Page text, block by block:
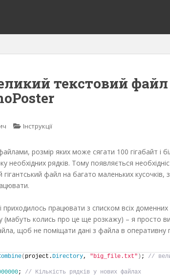
текстовий
Інструкції
розмір яких може сягати 100 гігабайт і
необхідних рядків. Тому появляється
файл на багато маленьких кусочків,
працювати з списком всіх доменних
(мабуть колись про це ще розкажу) – я просто
щоб не поміщати дані з файла в оперативну
( project. Directory, "big_file.txt" ) ; //
; // Кількість рядків у нових файлах